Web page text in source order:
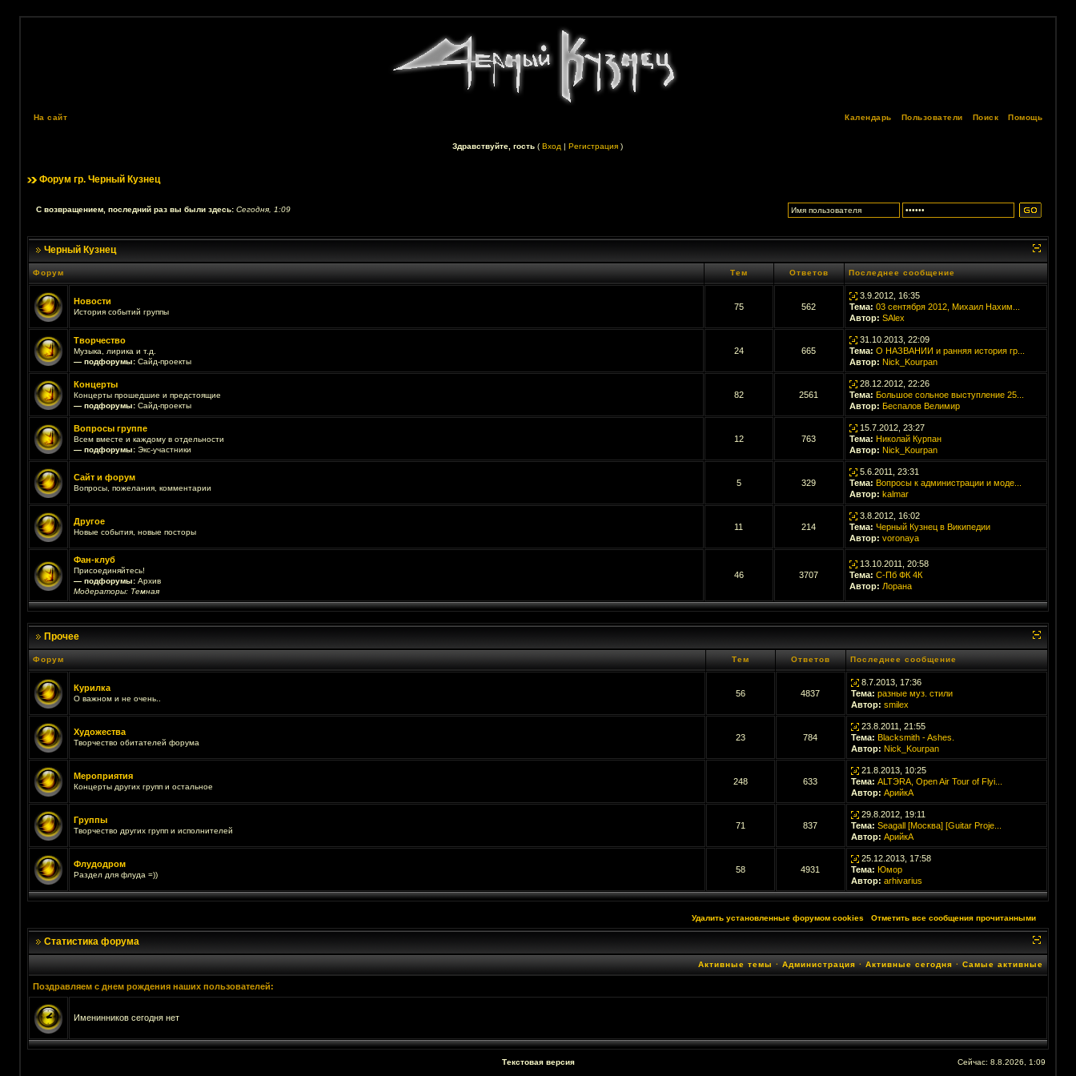
На сайт Помощь
Поиск
Пользователи
Календарь
Здравствуйте, гость (Вход |Регистрация )
Форум гр. Черный Кузнец
С возвращением, последний раз вы были здесь: Сегодня, 1:09
Черный Кузнец
Форум Тем Ответов Последнее сообщение
Новости
История событий группы
75 562
3.9.2012, 16:35
Тема: 03 сентября 2012, Михаил Нахим...
Автор: SAlex
Творчество
Музыка, лирика и т.д.
— подфорумы: Сайд-проекты
24 665
31.10.2013, 22:09
Тема: О НАЗВАНИИ и ранняя история гр...
Автор: Nick_Kourpan
Концерты
Концерты прошедшие и предстоящие
— подфорумы: Сайд-проекты
82 2561
28.12.2012, 22:26
Тема: Большое сольное выступление 25...
Автор: Беспалов Велимир
Вопросы группе
Всем вместе и каждому в отдельности
— подфорумы: Экс-участники
12 763
15.7.2012, 23:27
Тема: Николай Курпан
Автор: Nick_Kourpan
Сайт и форум
Вопросы, пожелания, комментарии
5 329
5.6.2011, 23:31
Тема: Вопросы к администрации и моде...
Автор: kalmar
Другое
Новые события, новые посторы
11 214
3.8.2012, 16:02
Тема: Черный Кузнец в Википедии
Автор: voronaya
Фан-клуб
Присоединяйтесь!
— подфорумы: Архив
Модераторы: Темная
46 3707
13.10.2011, 20:58
Тема: С-Пб ФК 4К
Автор: Лорана
Прочее
Форум Тем Ответов Последнее сообщение
Курилка
О важном и не очень..
56 4837
8.7.2013, 17:36
Тема: разные муз. стили
Автор: smilex
Художества
Творчество обитателей форума
23 784
23.8.2011, 21:55
Тема: Blacksmith - Ashes.
Автор: Nick_Kourpan
Мероприятия
Концерты других групп и остальное
248 633
21.8.2013, 10:25
Тема: ALTЭRA, Open Air Tour of Flyi...
Автор: АрийкА
Группы
Творчество других групп и исполнителей
71 837
29.8.2012, 19:11
Тема: Seagall [Москва] [Guitar Proje...
Автор: АрийкА
Флудодром
Раздел для флуда =))
58 4931
25.12.2013, 17:58
Тема: Юмор
Автор: arhivarius
Удалить установленные форумом cookies ·Отметить все сообщения прочитанными
Статистика форума
Активные темы · Администрация · Активные сегодня · Самые активные
Поздравляем с днем рождения наших пользователей:
Именинников сегодня нет
Текстовая версия Сейчас: 8.8.2026, 1:09